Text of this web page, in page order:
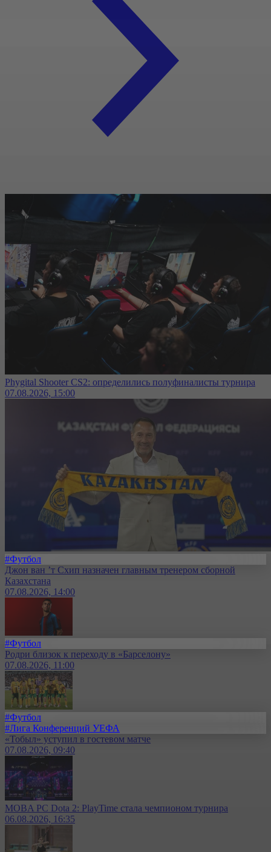
Phygital Shooter CS2: определились полуфиналисты турнира
07.08.2026, 15:00
#Футбол
Джон ван ’т Схип назначен главным тренером сборной
Казахстана
07.08.2026, 14:00
#Футбол
Родри близок к переходу в «Барселону»
07.08.2026, 11:00
#Футбол
#Лига Конференций УЕФА
«Тобыл» уступил в гостевом матче
07.08.2026, 09:40
MOBA PC Dota 2: PlayTime стала чемпионом турнира
06.08.2026, 16:35